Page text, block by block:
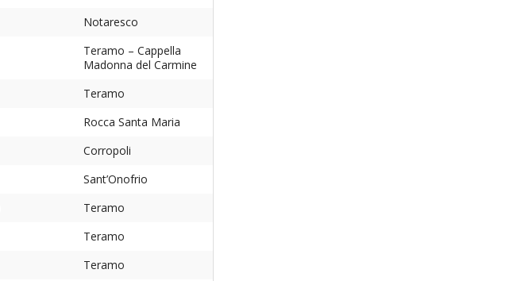
Notaresco
Teramo – Cappella
Madonna del Carmine
Teramo
Rocca Santa Maria
Corropoli
Sant’Onofrio
Teramo
Teramo
Teramo